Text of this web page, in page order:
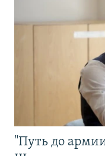
"Путь до